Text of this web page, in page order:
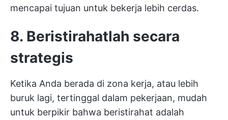
mencapai tujuan untuk bekerja lebih cerdas.
8. Beristirahatlah secara
strategis
Ketika Anda berada di zona kerja, atau lebih
buruk lagi, tertinggal dalam pekerjaan, mudah
untuk berpikir bahwa beristirahat adalah